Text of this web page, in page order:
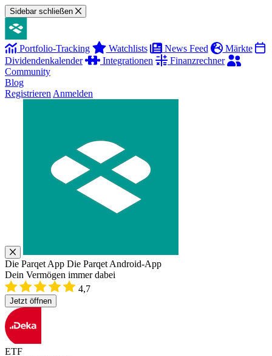
Sidebar schließen
Portfolio-Tracking Watchlists News Feed
Märkte
Dividendenkalender
Integrationen
Finanzrechner
Community
Blog
Registrieren Anmelden
Die Parqet App Die Parqet Android-App
Dein Vermögen immer dabei
4,7
Jetzt öffnen
ETF